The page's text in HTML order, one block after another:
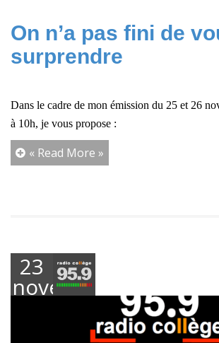
On n’a pas fini de
surprendre
Dans le cadre de mon émission du 25 et 26
à 10h, je vous propose :
« Read More »
23
novembre